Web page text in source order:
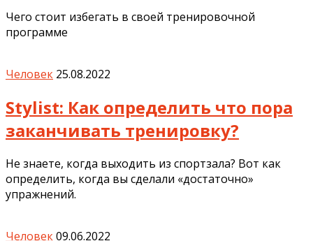
Чего стоит избегать в своей тренировочной
программе
Человек 25.08.2022
Stylist: Как определить что пора
заканчивать тренировку?
Не знаете, когда выходить из спортзала? Вот как
определить, когда вы сделали «достаточно»
упражнений.
Человек09.06.2022